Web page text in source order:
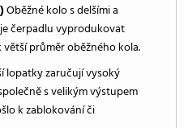
Oběžné kolo s delšími a
čerpadlu vyprodukovat
průměr oběžného kola.
lopatky zaručují vysoký
s velikým výstupem
k zablokování či